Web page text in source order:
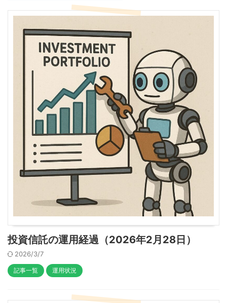
投資信託の運用経過（2026年2月28日）
2026/3/7
記事一覧 運用状況